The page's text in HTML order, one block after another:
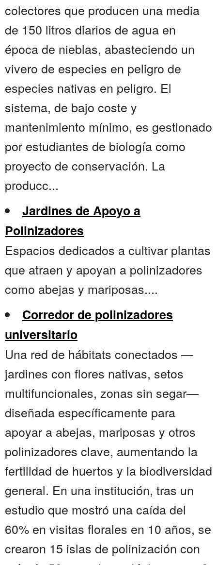
colectores que producen una media
de 150 litros diarios de agua en
época de nieblas, abasteciendo un
vivero de especies en peligro de
especies nativas en peligro. El
sistema, de bajo coste y
mantenimiento mínimo, es gestionado
por estudiantes de biología como
proyecto de conservación. La
producc...
Jardines de Apoyo a
Polinizadores
Espacios dedicados a cultivar plantas
que atraen y apoyan a polinizadores
como abejas y mariposas....
Corredor de polinizadores
universitario
Una red de hábitats conectados —
jardines con flores nativas, setos
multifuncionales, zonas sin segar—
diseñada específicamente para
apoyar a abejas, mariposas y otros
polinizadores clave, aumentando la
fertilidad de huertos y la biodiversidad
general. En una institución, tras un
estudio que mostró una caída del
60% en visitas florales en 10 años, se
crearon 15 islas de polinización con